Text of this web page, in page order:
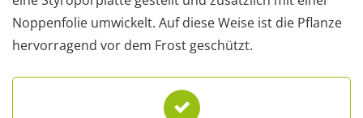
Noppenfolie umwickelt. Auf diese Weise ist die Pflanze
hervorragend vor dem Frost geschützt.